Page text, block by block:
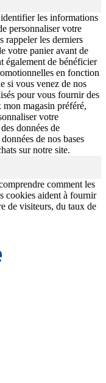
les informations
personnaliser votre
rappeler les derniers
votre panier avant de
également de bénéficier
en fonction
si vous venez de nos
pour vous fournir des
magasin préféré,
votre
données de
de nos bases
sur notre site.
comment les
cookies aident à fournir
de visiteurs, du taux de